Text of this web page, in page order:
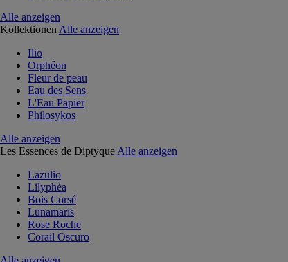
Alle anzeigen
Kollektionen Alle anzeigen
Ilio
Orphéon
Fleur de peau
Eau des Sens
L'Eau Papier
Philosykos
Alle anzeigen
Les Essences de Diptyque Alle anzeigen
Lazulio
Lilyphéa
Bois Corsé
Lunamaris
Rose Roche
Corail Oscuro